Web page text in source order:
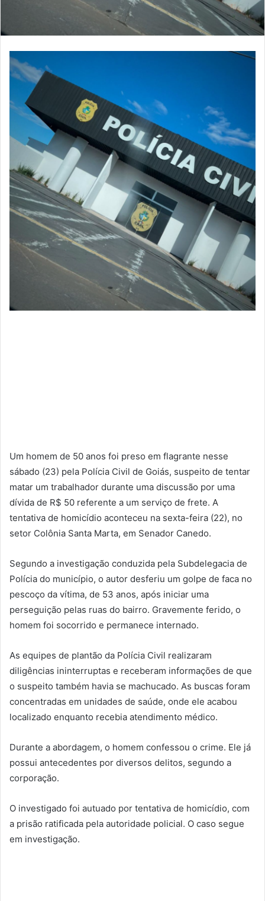
Um homem de 50 anos foi preso em flagrante nesse
sábado (23) pela Polícia Civil de Goiás, suspeito de tentar
matar um trabalhador durante uma discussão por uma
dívida de R$ 50 referente a um serviço de frete. A
tentativa de homicídio aconteceu na sexta-feira (22), no
setor Colônia Santa Marta, em Senador Canedo.
Segundo a investigação conduzida pela Subdelegacia de
Polícia do município, o autor desferiu um golpe de faca no
pescoço da vítima, de 53 anos, após iniciar uma
perseguição pelas ruas do bairro. Gravemente ferido, o
homem foi socorrido e permanece internado.
As equipes de plantão da Polícia Civil realizaram
diligências ininterruptas e receberam informações de que
o suspeito também havia se machucado. As buscas foram
concentradas em unidades de saúde, onde ele acabou
localizado enquanto recebia atendimento médico.
Durante a abordagem, o homem confessou o crime. Ele já
possui antecedentes por diversos delitos, segundo a
corporação.
O investigado foi autuado por tentativa de homicídio, com
a prisão ratificada pela autoridade policial. O caso segue
em investigação.